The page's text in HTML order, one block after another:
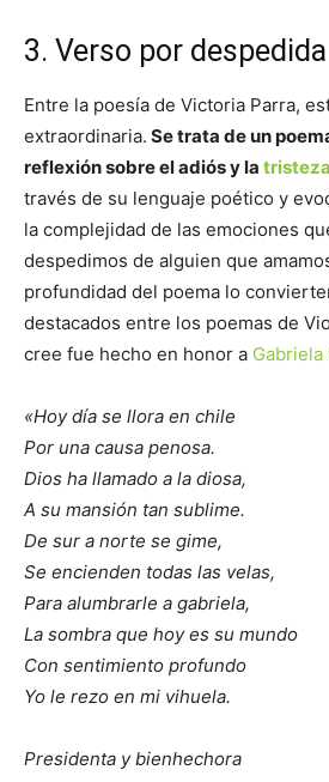
3. Verso por despedida
Entre la poesía de Victoria Parra,
extraordinaria. Se trata de un
reflexión sobre el adiós y la tristeza
través de su lenguaje poético y
la complejidad de las emociones
despedimos de alguien que
profundidad del poema lo
destacados entre los poemas de
cree fue hecho en honor a Gabriela
«Hoy día se llora en chile
Por una causa penosa.
Dios ha llamado a la diosa,
A su mansión tan sublime.
De sur a norte se gime,
Se encienden todas las velas,
Para alumbrarle a gabriela,
La sombra que hoy es su mundo
Con sentimiento profundo
Yo le rezo en mi vihuela.
Presidenta y bienhechora